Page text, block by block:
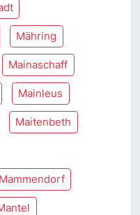
Mähring
Mainaschaff
Mainleus
Maitenbeth
Mammendorf